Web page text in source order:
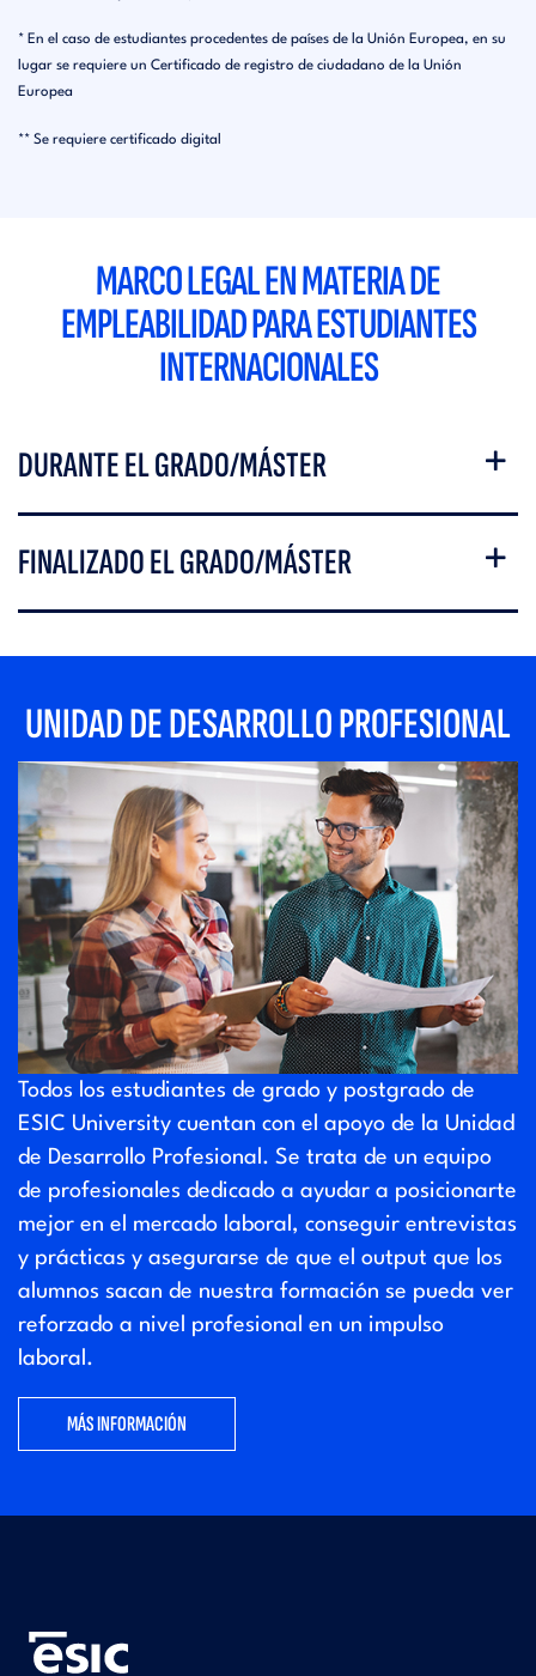
* En el caso de estudiantes procedentes de países de la Unión Europea, en su
lugar se requiere un Certificado de registro de ciudadano de la Unión
Europea
** Se requiere certificado digital
MARCO LEGAL EN MATERIA DE
EMPLEABILIDAD PARA ESTUDIANTES
INTERNACIONALES
DURANTE EL GRADO/MÁSTER
FINALIZADO EL GRADO/MÁSTER
UNIDAD DE DESARROLLO PROFESIONAL
Todos los estudiantes de grado y postgrado de
ESIC University cuentan con el apoyo de la Unidad
de Desarrollo Profesional. Se trata de un equipo
de profesionales dedicado a ayudar a posicionarte
mejor en el mercado laboral, conseguir entrevistas
y prácticas y asegurarse de que el output que los
alumnos sacan de nuestra formación se pueda ver
reforzado a nivel profesional en un impulso
laboral.
MÁS INFORMACIÓN